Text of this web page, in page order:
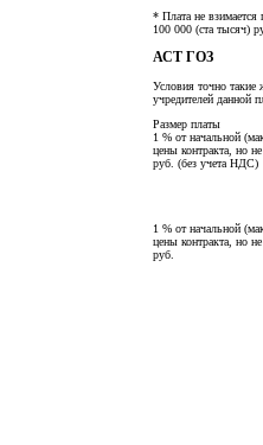
* Плата не взимается
100 000 (ста тысяч)
АСТ ГОЗ
Условия точно
учредителей данной
Размер платы
1 % от начальной
цены контракта, но
руб. (без учета НДС)
1 % от начальной
цены контракта, но
руб.